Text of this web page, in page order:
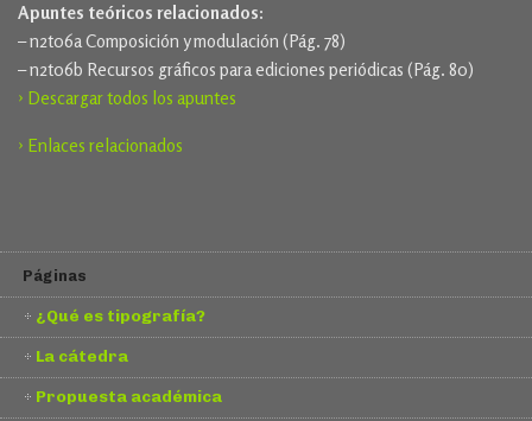
Apuntes teóricos relacionados:
– n2t06a Composición y modulación (Pág. 78)
– n2t06b Recursos gráficos para ediciones periódicas (Pág. 80)
› Descargar todos los apuntes
› Enlaces relacionados
Páginas
¿Qué es tipografía?
La cátedra
Propuesta académica